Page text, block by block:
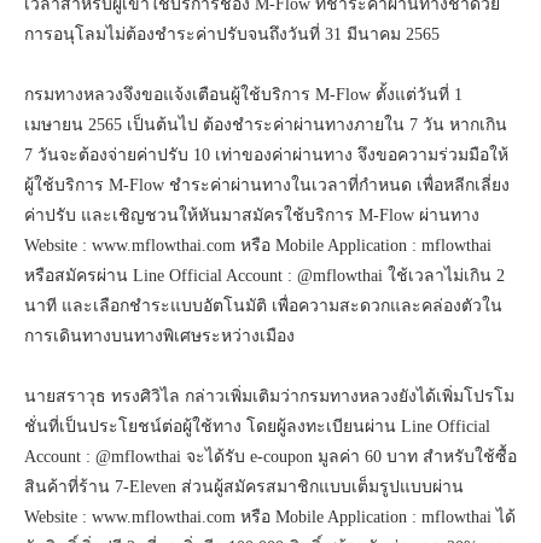
2565 ผู้ใช้บริการ M-Flow หากไม่ชำระค่าผ่านทางภายใน 7 วัน จะ
ต้องชำระค่าปรับตามที่กฎหมายกำหนด
นายสราวุธ ทรงศิวิไล อธิบดีกรมทางหลวง (ทล.) กล่าวว่า กรม
หลีกเลี่ยงการชำระเงินค่าผ่านทาง โดยได้ดำเนินการคืนเงินค่าปรับ
ได้ครบทุกรายการแล้ว นอกจากนี้ ที่ผ่านมากรมทางหลวงยังได้ขยาย
เวลาสำหรับผู้เข้าใช้บริการช่อง M-Flow ที่ชำระค่าผ่านทางช้าด้วย
การอนุโลมไม่ต้องชำระค่าปรับจนถึงวันที่ 31 มีนาคม 2565
7 วันจะต้องจ่ายค่าปรับ 10 เท่าของค่าผ่านทาง จึงขอความร่วมมือให้
ผู้ใช้บริการ M-Flow ชำระค่าผ่านทางในเวลาที่กำหนด เพื่อหลีกเลี่ยง
ค่าปรับ และเชิญชวนให้หันมาสมัครใช้บริการ M-Flow ผ่านทาง
Website : www.mflowthai.com หรือ Mobile Application : mflowthai
หรือสมัครผ่าน Line Official Account : @mflowthai ใช้เวลาไม่เกิน 2
นาที และเลือกชำระแบบอัตโนมัติ เพื่อความสะดวกและคล่องตัวใน